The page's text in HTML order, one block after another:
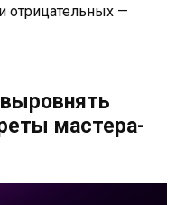
отрицательных —
мастера-